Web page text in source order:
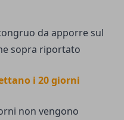
da apporre sul
sopra riportato
i 20 giorni
non vengono